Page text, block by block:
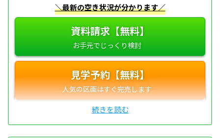
＼最新の空き状況が分かります／
資料請求【無料】
見学予約【無料】